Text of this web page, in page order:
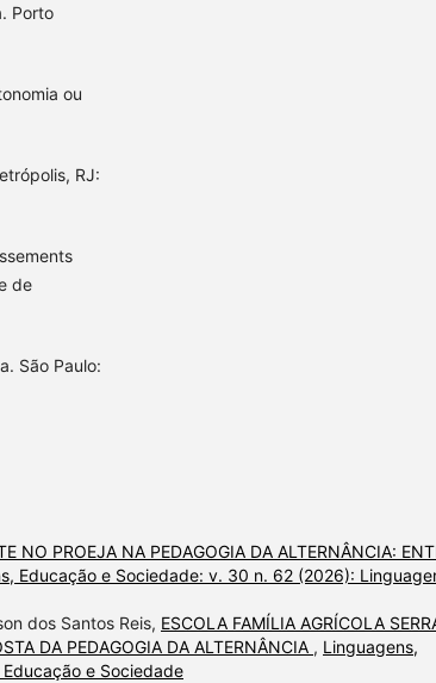
Porto
ou
RJ:
de
São Paulo:
NO PROEJA NA PEDAGOGIA DA ALTERNÂNCIA:
Educação e Sociedade: v. 30 n. 62 (2026):
dos Santos Reis, ESCOLA FAMÍLIA AGRÍCOLA
DA PEDAGOGIA DA ALTERNÂNCIA , Linguagens,
e Sociedade